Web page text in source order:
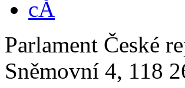
Parlament České
Sněmovní 4, 118